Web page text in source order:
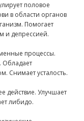
половое
в области органов
Помогает
и депрессией.
процессы.
Обладает
Снимает усталость.
действие. Улучшает
либидо.